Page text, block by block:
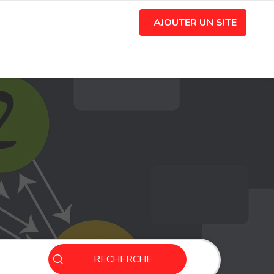
AJOUTER UN SITE
RECHERCHE